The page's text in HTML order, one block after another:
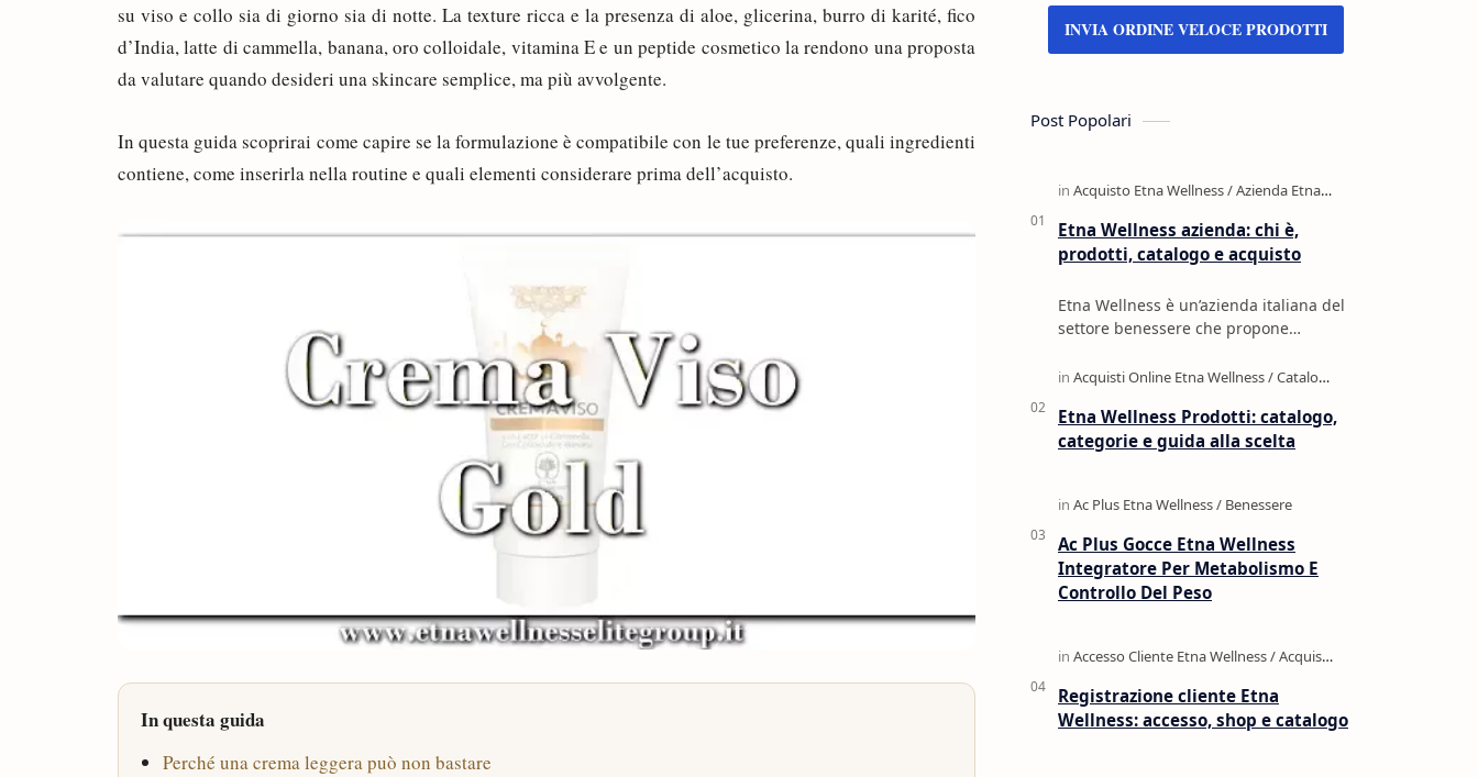
su viso e collo sia di giorno sia di notte. La texture ricca e la presenza di aloe, glicerina, burro di karité, fico
d’India, latte di cammella, banana, oro colloidale, vitamina E e un peptide cosmetico la rendono una proposta
da valutare quando desideri una skincare semplice, ma più avvolgente.
In questa guida scoprirai come capire se la formulazione è compatibile con le tue preferenze, quali ingredienti
contiene, come inserirla nella routine e quali elementi considerare prima dell’acquisto.
In questa guida
Perché una crema leggera può non bastare
INVIA ORDINE VELOCE PRODOTTI
Post Popolari
Etna Wellness azienda: chi è,
prodotti, catalogo e acquisto
Etna Wellness è un’azienda italiana del
settore benessere che propone
naturali, profumi e prodotti per la c…
Etna Wellness Prodotti: catalogo,
categorie e guida alla scelta
Ac Plus Gocce Etna Wellness
Integratore Per Metabolismo E
Controllo Del Peso
Registrazione cliente Etna
Wellness: accesso, shop e catalogo